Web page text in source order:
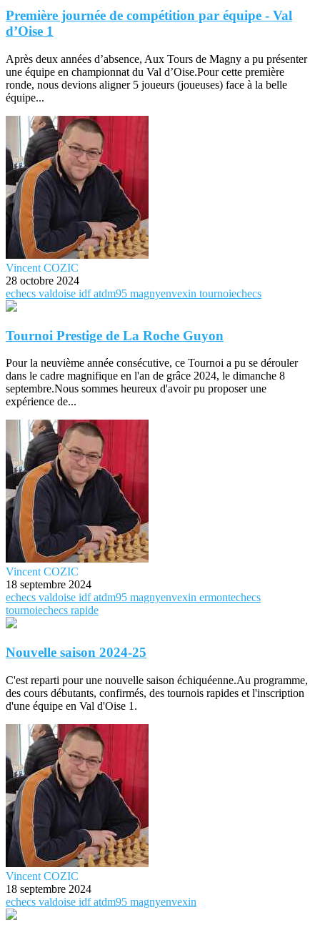
Première journée de compétition par équipe - Val
d’Oise 1
Après deux années d’absence, Aux Tours de Magny a pu présenter
une équipe en championnat du Val d’Oise.Pour cette première
ronde, nous devions aligner 5 joueurs (joueuses) face à la belle
équipe...
Vincent COZIC
28 octobre 2024
echecs valdoise idfatdm95 magnyenvexin tournoiechecs
Tournoi Prestige de La Roche Guyon
Pour la neuvième année consécutive, ce Tournoi a pu se dérouler
dans le cadre magnifique en l'an de grâce 2024, le dimanche 8
septembre.Nous sommes heureux d'avoir pu proposer une
expérience de...
Vincent COZIC
18 septembre 2024
echecs valdoise idfatdm95 magnyenvexin ermontechecs
tournoiechecs rapide
Nouvelle saison 2024-25
C'est reparti pour une nouvelle saison échiquéenne.Au programme,
des cours débutants, confirmés, des tournois rapides et l'inscription
d'une équipe en Val d'Oise 1.
Vincent COZIC
18 septembre 2024
echecs valdoise idfatdm95 magnyenvexin